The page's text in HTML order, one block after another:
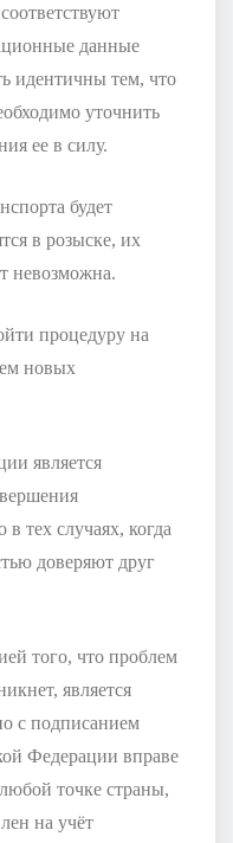
данные
идентичны тем, что
уточнить
ее в силу.
будет
в розыске, их
невозможна.
процедуру на
новых
является
тех случаях, когда
доверяют друг
того, что проблем
является
с подписанием
Федерации вправе
точке страны,
на учёт